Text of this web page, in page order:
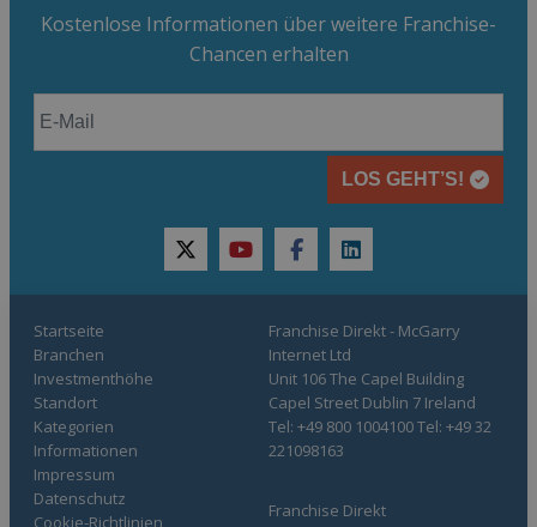
Kostenlose Informationen über weitere Franchise-
Chancen erhalten
LOS GEHT’S!
twitteryoutubefacebooklinkedin
Startseite
Branchen
Investmenthöhe
Standort
Kategorien
Informationen
Franchise Direkt
Impressum
Datenschutz
Cookie-Richtlinien
Franchise Direkt - McGarry
Internet Ltd
Unit 106 The Capel Building
Capel Street Dublin 7 Ireland
Tel: +49 800 1004100 Tel: +49 32
221098163